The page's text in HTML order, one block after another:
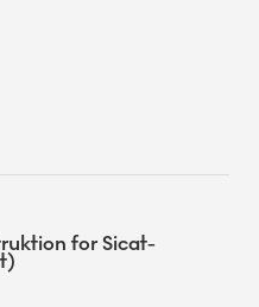
for Sicat-